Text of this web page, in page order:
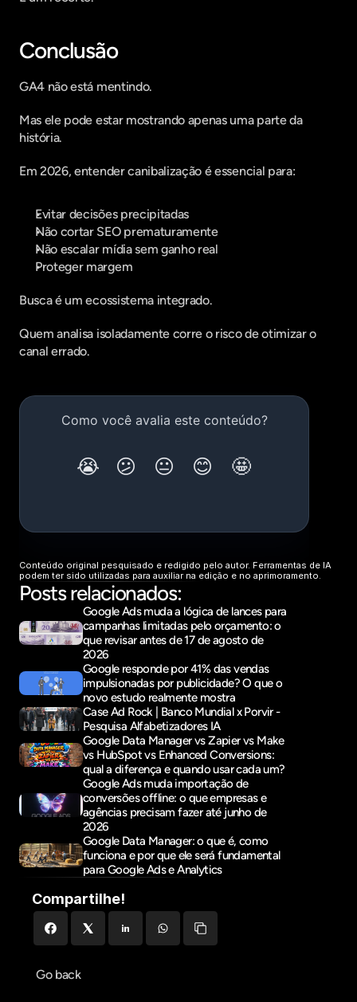
Conclusão
GA4 não está mentindo.
Mas ele pode estar mostrando apenas uma parte da
história.
Em 2026, entender canibalização é essencial para:
Evitar decisões precipitadas
Não cortar SEO prematuramente
Não escalar mídia sem ganho real
Proteger margem
Busca é um ecossistema integrado.
Quem analisa isoladamente corre o risco de otimizar o
canal errado.
Conteúdo original pesquisado e redigido pelo autor. Ferramentas de IA
podem ter sido utilizadas para auxiliar na edição e no aprimoramento.
Posts relacionados:
Google Ads muda a lógica de lances para
campanhas limitadas pelo orçamento: o
que revisar antes de 17 de agosto de
2026
Google responde por 41% das vendas
impulsionadas por publicidade? O que o
novo estudo realmente mostra
Case Ad Rock | Banco Mundial x Porvir -
Pesquisa Alfabetizadores IA
Google Data Manager vs Zapier vs Make
vs HubSpot vs Enhanced Conversions:
qual a diferença e quando usar cada um?
Google Ads muda importação de
conversões offline: o que empresas e
agências precisam fazer até junho de
2026
Google Data Manager: o que é, como
funciona e por que ele será fundamental
para Google Ads e Analytics
Compartilhe!
Go back